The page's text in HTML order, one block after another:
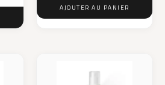
AJOUTER AU PANIER